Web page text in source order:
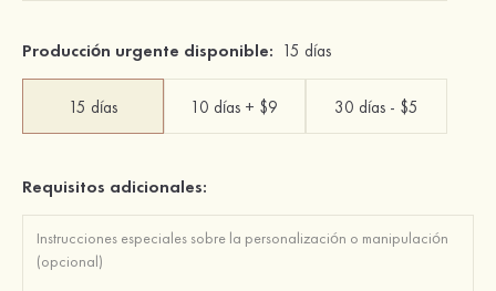
Producción urgente disponible: 15 días
15 días 10 días + $9 30 días - $5
Requisitos adicionales: